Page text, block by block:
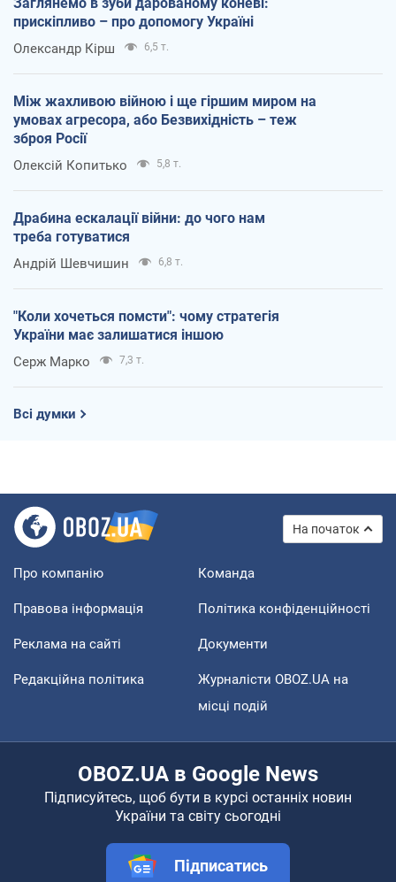
прискіпливо – про допомогу Україні
Олександр Кірш 6,5 т.
Між жахливою війною і ще гіршим миром на
умовах агресора, або Безвихідність – теж
зброя Росії
Олексій Копитько 5,8 т.
Драбина ескалації війни: до чого нам
треба готуватися
Андрій Шевчишин 6,8 т.
"Коли хочеться помсти": чому стратегія
України має залишатися іншою
Серж Марко 7,3 т.
Всі думки
На початок
Про компанію Команда
Правова інформація Політика конфіденційності
Реклама на сайті Документи
Редакційна політика
Журналісти OBOZ.UA на
місці подій
OBOZ.UA в Google News
Підписуйтесь, щоб бути в курсі останніх новин
України та світу сьогодні
Підписатись